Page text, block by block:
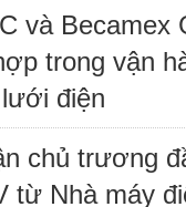
và Becamex
trong vận
điện
chủ trương
từ Nhà máy